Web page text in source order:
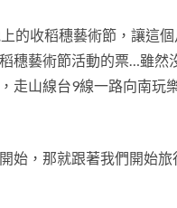
的收稻穗藝術節，讓這
穗藝術節活動的票…雖然
走山線台9線一路向南玩
始，那就跟著我們開始旅